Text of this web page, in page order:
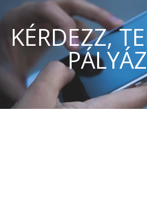
KÉRDEZZ,